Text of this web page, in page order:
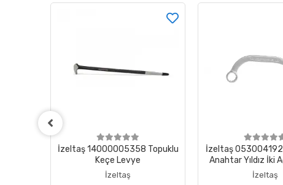
İzeltaş 14000005358 Topuklu
Keçe Levye
İzeltaş
İzeltaş
Anahtar Yıldız İki
mm
İzeltaş